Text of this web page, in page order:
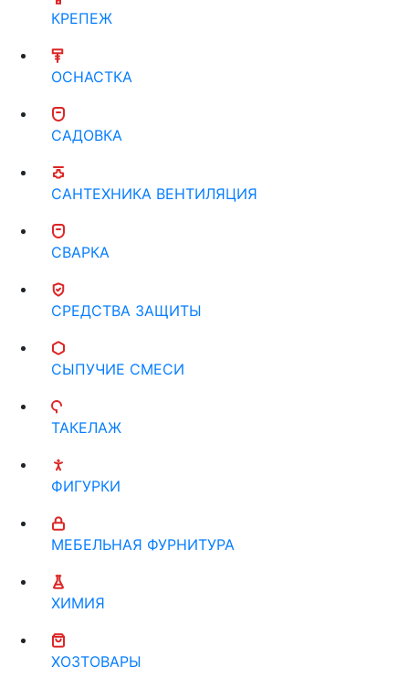
КРЕПЕЖ
ОСНАСТКА
САДОВКА
САНТЕХНИКА ВЕНТИЛЯЦИЯ
СВАРКА
СРЕДСТВА ЗАЩИТЫ
СЫПУЧИЕ СМЕСИ
ТАКЕЛАЖ
ФИГУРКИ
МЕБЕЛЬНАЯ ФУРНИТУРА
ХИМИЯ
ХОЗТОВАРЫ